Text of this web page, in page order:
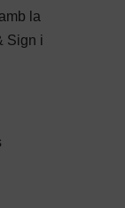
la
Sign i